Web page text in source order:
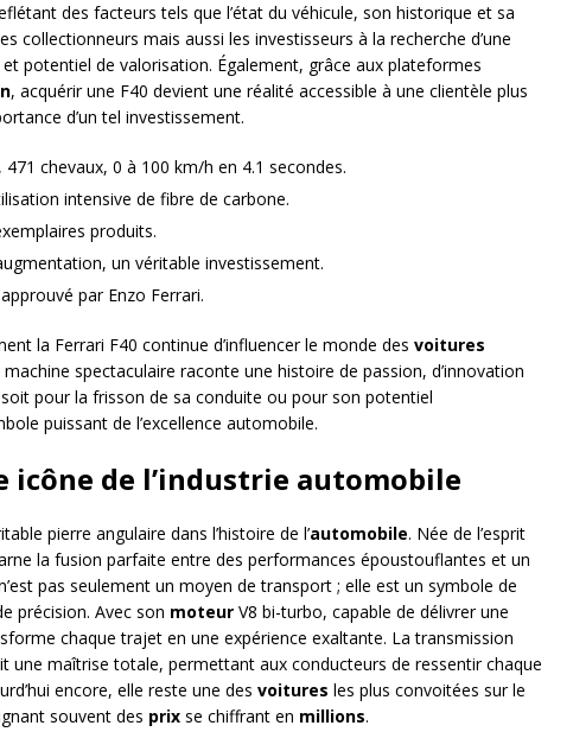
des facteurs tels que l’état du véhicule, son historique et sa
collectionneurs mais aussi les investisseurs à la recherche d’une
potentiel de valorisation. Également, grâce aux plateformes
, acquérir une F40 devient une réalité accessible à une clientèle plus
d’un tel investissement.
471 chevaux, 0 à 100 km/h en 4.1 secondes.
intensive de fibre de carbone.
produits.
un véritable investissement.
par Enzo Ferrari.
la Ferrari F40 continue d’influencer le monde des voitures
spectaculaire raconte une histoire de passion, d’innovation
pour la frisson de sa conduite ou pour son potentiel
puissant de l’excellence automobile.
icône de l’industrie automobile
pierre angulaire dans l’histoire de l’automobile. Née de l’esprit
la fusion parfaite entre des performances époustouflantes et un
pas seulement un moyen de transport ; elle est un symbole de
précision. Avec son moteur V8 bi-turbo, capable de délivrer une
chaque trajet en une expérience exaltante. La transmission
une maîtrise totale, permettant aux conducteurs de ressentir chaque
encore, elle reste une des voitures les plus convoitées sur le
souvent des prix se chiffrant en millions.